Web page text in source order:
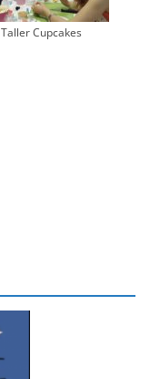
Taller Cupcakes